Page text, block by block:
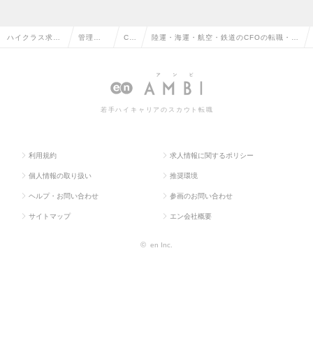
ハイクラス求人 管理部 CF 陸運・海運・航空・鉄道のCFOの転職・求
若手ハイキャリアのスカウト転職
利用規約 求人情報に関するポリシー
個人情報の取り扱い 推奨環境
ヘルプ・お問い合わせ 参画のお問い合わせ
サイトマップ エン会社概要
© en Inc.